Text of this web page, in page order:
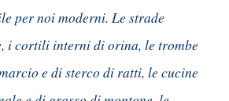
per noi moderni. Le strade
i cortili interni di orina, le trombe
e di sterco di ratti, le cucine